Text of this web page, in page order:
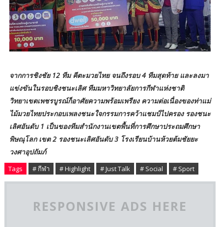
จากการชิงชัย 12 ทีม คีตะมวยไทย จนถึงรอบ 4 ทีมสุดท้าย และลงมา
แข่งขันในรอบชิงชนะเลิศ ทีมมหาวิทยาลัยการกีฬาแห่งชาติ
วิทยาเขตเพชรบูรณ์ก็อาศัยความพร้อมเพรียง ความต่อเนื่องของท่าแม่
ไม้มวยไทยประกอบเพลงชนะใจกรรมการคว้าแชมป์ไปครอง รองชนะ
เลิศอันดับ 1 เป็นของทีมสำนักงานเขตพื้นที่การศึกษาประถมศึกษา
พิษณุโลก เขต 2 รองชนะเลิศอันดับ 3 โรงเรียนบ้านห้วยต้มชัยยะ
วงศาอุปถัมภ์
Tags # กีฬา # Highlight # Just Talk # Social # Sport
RESPONSIVE ADS HERE